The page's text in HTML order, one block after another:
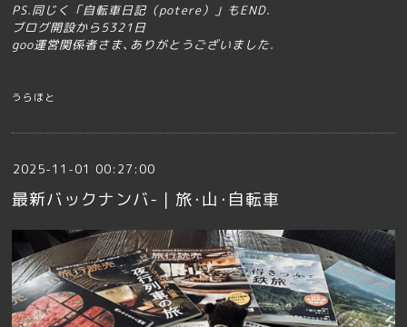
PS.同じく「自転車日記（potere）」もEND.
ブログ開設から5321日
goo運営関係者さま､ありがとうございました.
うらほと
2025-11-01 00:27:00
最新バックナンバ-｜旅･山･自転車